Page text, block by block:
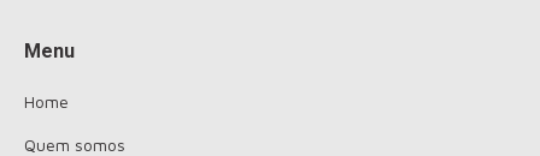
Menu
Home
Quem somos